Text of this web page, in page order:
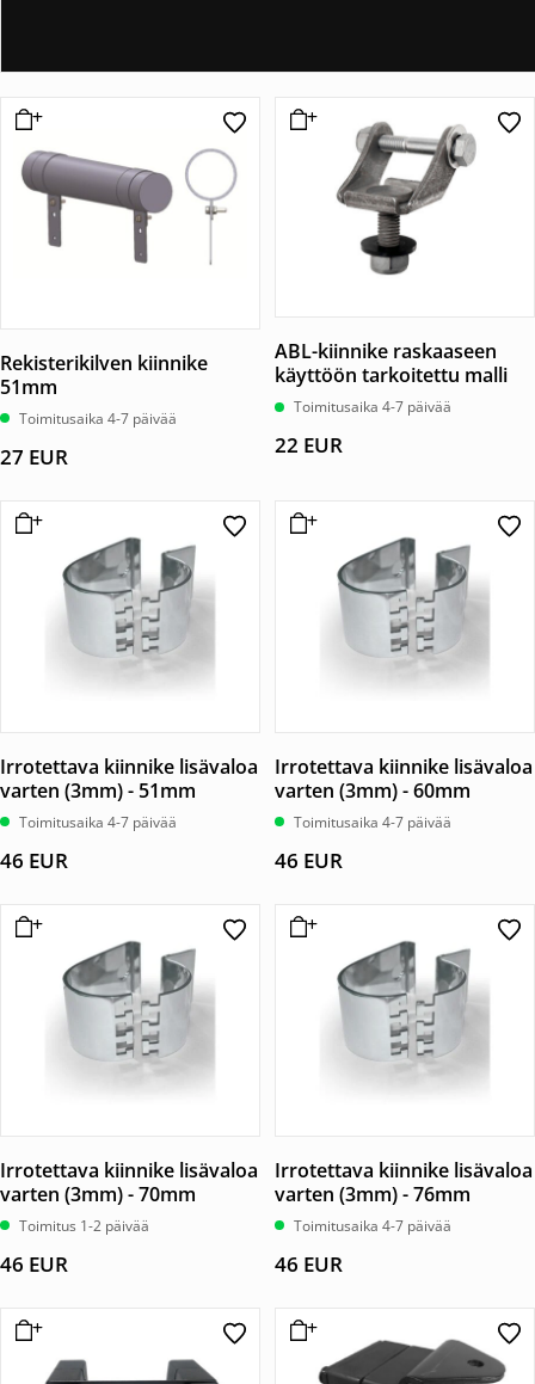
Rekisterikilven kiinnike
51mm
Toimitusaika 4-7 päivää
27 EUR
ABL-kiinnike raskaaseen
käyttöön tarkoitettu malli
Toimitusaika 4-7 päivää
22 EUR
Irrotettava kiinnike lisävaloa
varten (3mm) - 51mm
Toimitusaika 4-7 päivää
46 EUR
Irrotettava kiinnike lisävaloa
varten (3mm) - 60mm
Toimitusaika 4-7 päivää
46 EUR
Irrotettava kiinnike lisävaloa
varten (3mm) - 70mm
Toimitus 1-2 päivää
46 EUR
Irrotettava kiinnike lisävaloa
varten (3mm) - 76mm
Toimitusaika 4-7 päivää
46 EUR